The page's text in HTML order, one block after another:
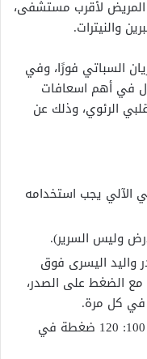
المريض لأقرب مستشفى،
والنيترات.
السباتي فورًا، وفي
في أهم اسعافات
الرئوي، وذلك عن
الآلي يجب استخدامه
وليس السرير).
اليسرى فوق
مع الضغط على الصدر،
استمر بالضغط على الصدر بمعدل 100: 120 ضغطة في